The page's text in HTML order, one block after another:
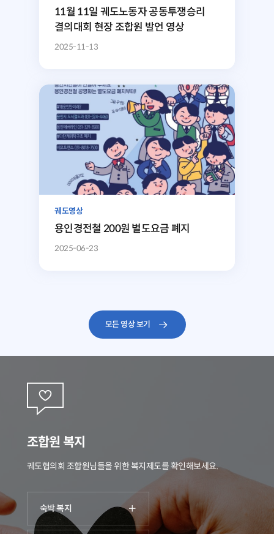
11월 11일 궤도노동자 공동투쟁승리
결의대회 현장 조합원 발언 영상
2025-11-13
궤도영상
용인경전철 200원 별도요금 폐지
2025-06-23
모든 영상 보기
조합원 복지
궤도협의회 조합원님들을 위한 복지제도를 확인해보세요.
숙박 복지